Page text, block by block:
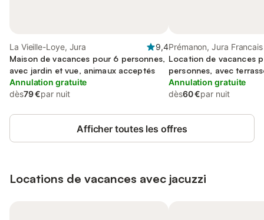
La Vieille-Loye, Jura
9,4
Maison de vacances pour 6 personnes,
avec jardin et vue, animaux acceptés
Annulation gratuite
dès79 €par nuit
Prémanon, Jura Francais
Location de vacances
personnes, avec
Annulation gratuite
dès60 €par nuit
Afficher toutes les offres
Locations de vacances avec jacuzzi